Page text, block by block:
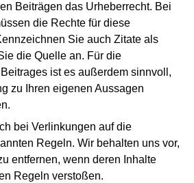
Beiträgen das Urheberrecht. Bei
die Rechte für diese
Sie auch Zitate als
die Quelle an. Für die
ist es außerdem sinnvoll,
zu Ihren eigenen Aussagen
bei Verlinkungen auf die
Regeln. Wir behalten uns vor,
entfernen, wenn deren Inhalte
Regeln verstoßen.